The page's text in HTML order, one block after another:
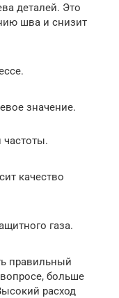
деталей. Это
шва и снизит
значение.
частоты.
качество
газа.
правильный
больше
расход